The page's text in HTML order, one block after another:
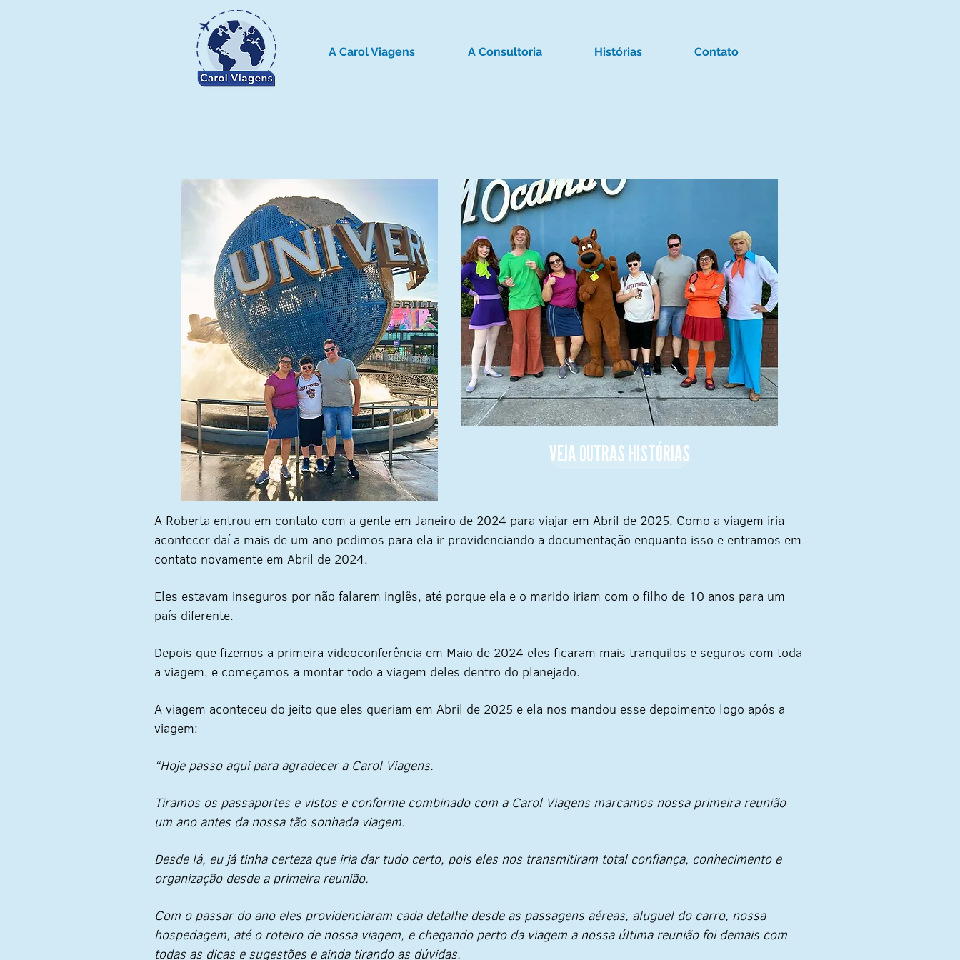
A Carol Viagens A Consultoria Histórias Contato
VEJA OUTRAS HISTÓRIAS
A Roberta entrou em contato com a gente em Janeiro de 2024 para viajar em Abril de 2025. Como a viagem iria
acontecer daí a mais de um ano pedimos para ela ir providenciando a documentação enquanto isso e entramos em
contato novamente em Abril de 2024.
Eles estavam inseguros por não falarem inglês, até porque ela e o marido iriam com o filho de 10 anos para um
país diferente.
Depois que fizemos a primeira videoconferência em Maio de 2024 eles ficaram mais tranquilos e seguros com toda
a viagem, e começamos a montar todo a viagem deles dentro do planejado.
A viagem aconteceu do jeito que eles queriam em Abril de 2025 e ela nos mandou esse depoimento logo após a
viagem:
“Hoje passo aqui para agradecer a Carol Viagens.
Tiramos os passaportes e vistos e conforme combinado com a Carol Viagens marcamos nossa primeira reunião
um ano antes da nossa tão sonhada viagem.
Desde lá, eu já tinha certeza que iria dar tudo certo, pois eles nos transmitiram total confiança, conhecimento e
organização desde a primeira reunião.
Com o passar do ano eles providenciaram cada detalhe desde as passagens aéreas, aluguel do carro, nossa
hospedagem, até o roteiro de nossa viagem, e chegando perto da viagem a nossa última reunião foi demais com
todas as dicas e sugestões e ainda tirando as dúvidas.